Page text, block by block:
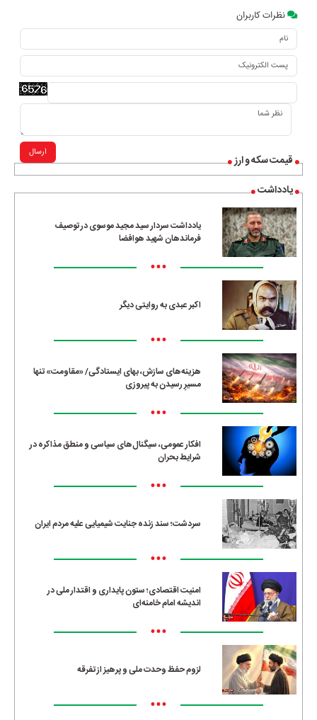
قیمت سکه و ارز
یادداشت
یادداشت سردار سید مجید موسوی در توصیف
فرماندهان شهید هوافضا
•••
اکبر عبدی به روایتی دیگر
•••
هزینه‌های سازش، بهای ایستادگی/ «مقاومت» تنها
مسیرِ رسیدن به پیروزی
•••
افکار عمومی، سیگنال‌های سیاسی و منطق مذاکره در
شرایط بحران
•••
سردشت؛ سند زنده جنایت شیمیایی علیه مردم ایران
•••
امنیت اقتصادی؛ ستون پایداری و اقتدار ملی در
اندیشه امام خامنه‌ای
•••
لزوم حفظ وحدت ملی و پرهیز از تفرقه
•••
نظرات کاربران
ارسال